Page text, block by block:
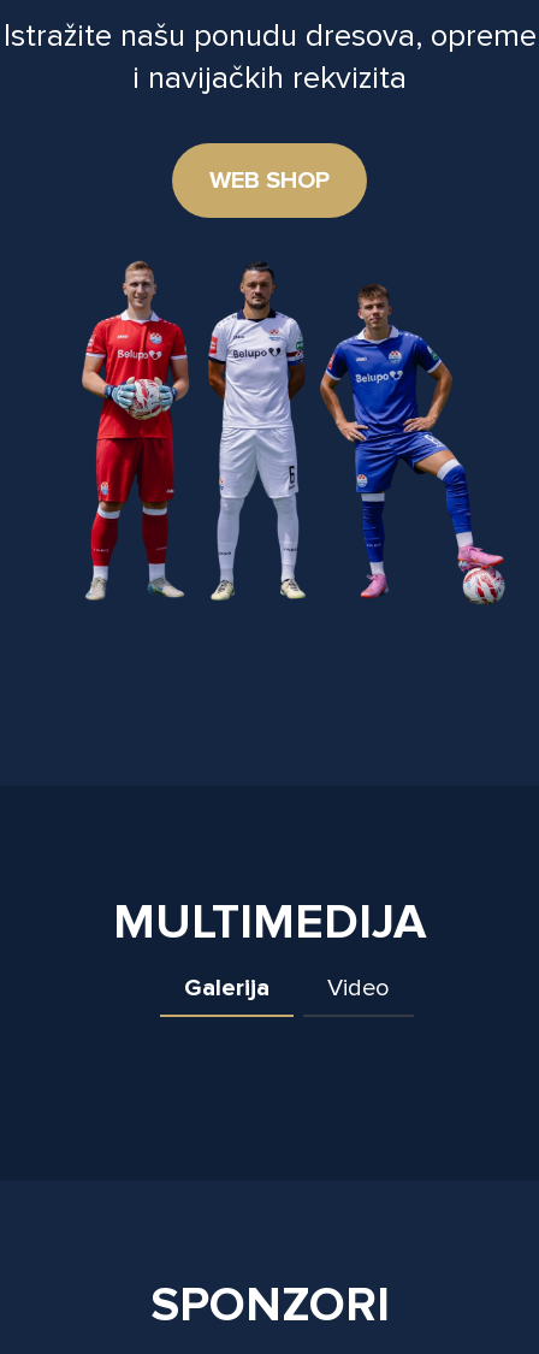
Istražite našu ponudu dresova, opreme
i navijačkih rekvizita
WEB SHOP
MULTIMEDIJA
Galerija Video
SPONZORI